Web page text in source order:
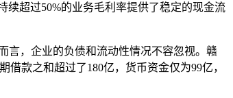
超过50%的业务毛利率提供了稳定的现金流
言，企业的负债和流动性情况不容忽视。赣
款之和超过了180亿，货币资金仅为99亿，